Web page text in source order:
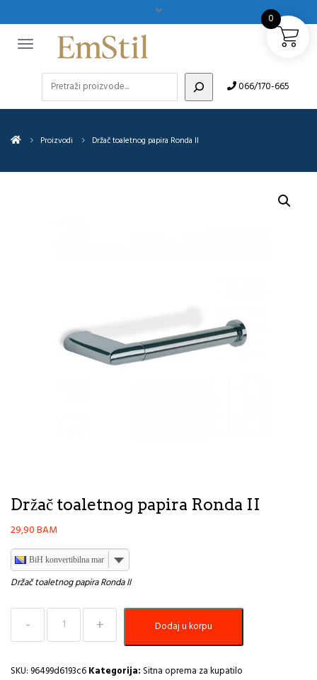
066/170-665
Proizvodi Držač toaletnog papira Ronda II
Držač toaletnog papira Ronda II
29,90BAM
BiH konvertibilna marka
Držač toaletnog papira Ronda II
Držač
toaletnog
papira
II
Dodaj u korpu
SKU: 96499d6193c6Kategorija: Sitna oprema za kupatilo
0